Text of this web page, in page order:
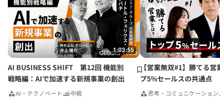
1:03:55
AI BUSINESS SHIFT 第12回 機能別
戦略編：AIで加速する新規事業の創出
AI・テクノベート 中級
【営業無双#1】勝てる営
プ5%セールスの共通点
思考・コミュニケーション